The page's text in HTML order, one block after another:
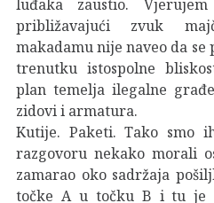
luđaka zaustio.
približavajući zvuk
makadamu nije naveo da
trenutku istospolne
plan temelja ilegalne
zidovi i armatura.
Kutije. Paketi. Tako smo
razgovoru nekako morali
zamarao oko sadržaja
točke A u točku B i tu je